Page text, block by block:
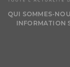
QUI SOMMES-
INFORMATION